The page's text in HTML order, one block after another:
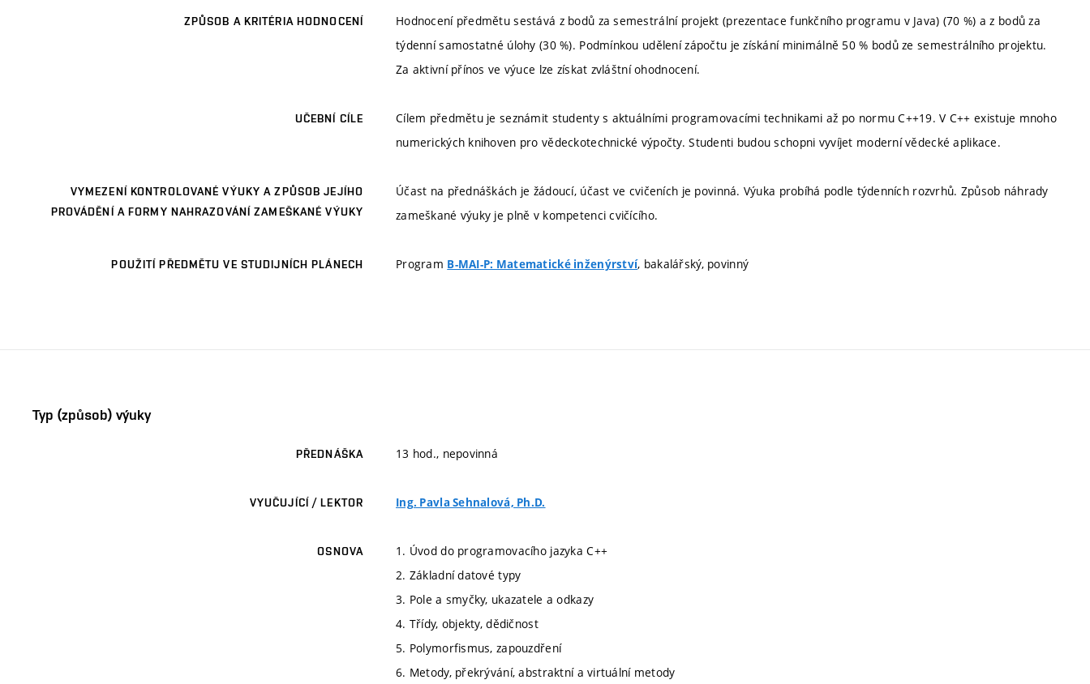
ZPŮSOB A KRITÉRIA HODNOCENÍ
Hodnocení předmětu sestává z bodů za semestrální projekt (prezentace funkčního programu v Java) (70 %) a z bodů za
týdenní samostatné úlohy (30 %). Podmínkou udělení zápočtu je získání minimálně 50 % bodů ze semestrálního projektu.
Za aktivní přínos ve výuce lze získat zvláštní ohodnocení.
UČEBNÍ CÍLE
Cílem předmětu je seznámit studenty s aktuálními programovacími technikami až po normu C++19. V C++ existuje mnoho
numerických knihoven pro vědeckotechnické výpočty. Studenti budou schopni vyvíjet moderní vědecké aplikace.
VYMEZENÍ KONTROLOVANÉ VÝUKY A ZPŮSOB JEJÍHO
PROVÁDĚNÍ A FORMY NAHRAZOVÁNÍ ZAMEŠKANÉ VÝUKY
Účast na přednáškách je žádoucí, účast ve cvičeních je povinná. Výuka probíhá podle týdenních rozvrhů. Způsob náhrady
zameškané výuky je plně v kompetenci cvičícího.
POUŽITÍ PŘEDMĚTU VE STUDIJNÍCH PLÁNECH Program B-MAI-P: Matematické inženýrství, bakalářský, povinný
Typ (způsob) výuky
PŘEDNÁŠKA 13 hod., nepovinná
VYUČUJÍCÍ / LEKTOR Ing. Pavla Sehnalová, Ph.D.
OSNOVA
1. Úvod do programovacího jazyka C++
2. Základní datové typy
3. Pole a smyčky, ukazatele a odkazy
4. Třídy, objekty, dědičnost
5. Polymorfismus, zapouzdření
6. Metody, překrývání, abstraktní a virtuální metody